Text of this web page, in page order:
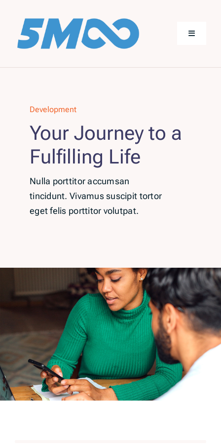
content
Toggle
Storitve
O meni
Development
Your Journey to a
Fulfilling Life
Nulla porttitor accumsan
tincidunt. Vivamus suscipit tortor
eget felis porttitor volutpat.